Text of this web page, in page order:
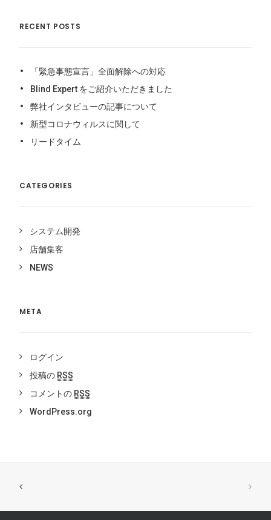
RECENT POSTS
「緊急事態宣言」全面解除への対応
Blind Expert をご紹介いただきました
弊社インタビューの記事について
新型コロナウィルスに関して
リードタイム
CATEGORIES
システム開発
店舗集客
NEWS
META
ログイン
投稿の RSS
コメントの RSS
WordPress.org